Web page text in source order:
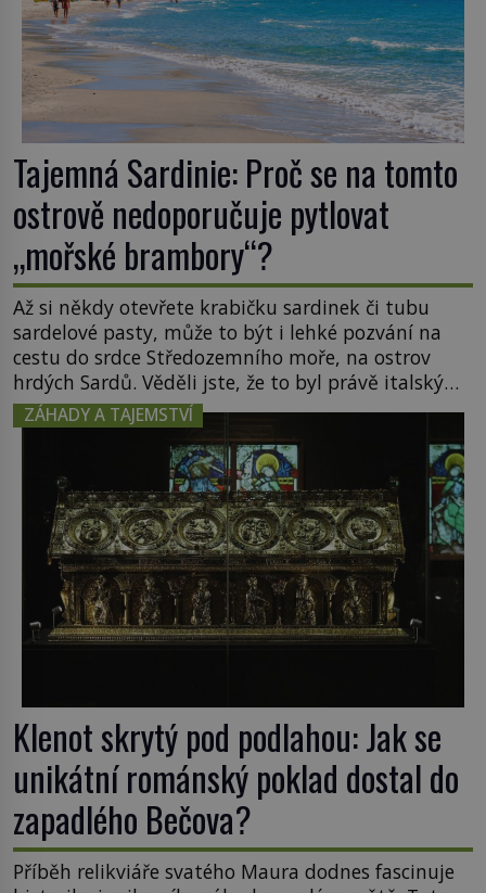
Tajemná Sardinie: Proč se na tomto
ostrově nedoporučuje pytlovat
„mořské brambory“?
Až si někdy otevřete krabičku sardinek či tubu
sardelové pasty, může to být i lehké pozvání na
cestu do srdce Středozemního moře, na ostrov
hrdých Sardů. Věděli jste, že to byl právě italský
ostrov Sardinie, jenž těmto produktům moře
propůjčil své jméno. Co dalšího je pro Sardinii
typické a pro Středoevropana zajímavé? Na
mapách má […]
ZÁHADY A TAJEMSTVÍ
Klenot skrytý pod podlahou: Jak se
unikátní románský poklad dostal do
zapadlého Bečova?
Příběh relikviáře svatého Maura dodnes fascinuje